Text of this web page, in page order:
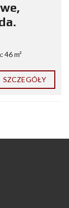
46 m²
SZCZEGÓŁY